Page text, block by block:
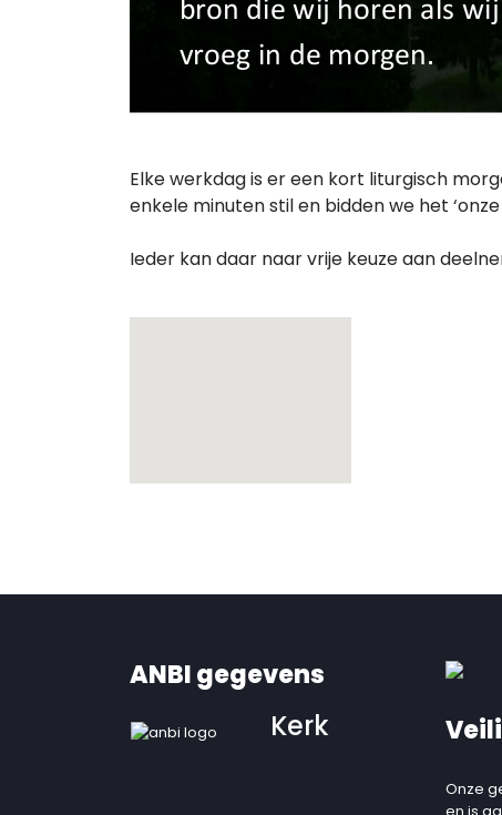
Elke werkdag is er een kort liturgisch
enkele minuten stil en bidden we het ‘onze
Ieder kan daar naar vrije keuze aan
ANBI gegevens
Kerk
Onze